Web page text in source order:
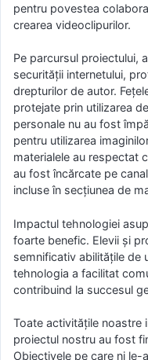
pentru povestea
crearea videoclipurilor.
Pe parcursul proiectului,
securității internetului,
drepturilor de autor.
protejate prin utilizarea
personale nu au fost
pentru utilizarea
materialele au respectat
au fost încărcate pe
incluse în secțiunea de
Impactul tehnologiei
foarte benefic. Elevii și
semnificativ abilitățile de
tehnologia a facilitat
contribuind la succesul
Toate activitățile noastre
proiectul nostru au fost
Obiectivele pe care ni